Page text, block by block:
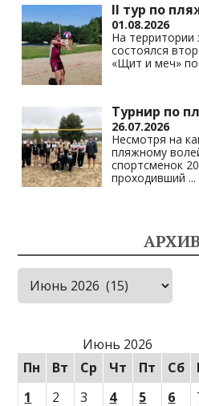
II тур по
01.08.2026
На
состоялся
«Щит и меч»
Турнир по
26.07.2026
Несмотря на
пляжному
спортсменок
проходивший ...
Архивы
Июнь 2026
Пн
Вт Ср Чт Пт Сб
1
2 3 4 5 6